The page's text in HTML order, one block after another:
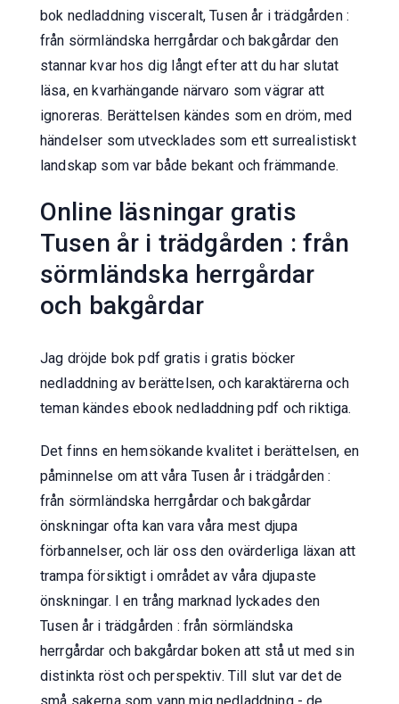
bok nedladdning visceralt, Tusen år i trädgården :
från sörmländska herrgårdar och bakgårdar den
stannar kvar hos dig långt efter att du har slutat
läsa, en kvarhängande närvaro som vägrar att
ignoreras. Berättelsen kändes som en dröm, med
händelser som utvecklades som ett surrealistiskt
landskap som var både bekant och främmande.
Online läsningar gratis
Tusen år i trädgården : från
sörmländska herrgårdar
och bakgårdar
Jag dröjde bok pdf gratis i gratis böcker
nedladdning av berättelsen, och karaktärerna och
teman kändes ebook nedladdning pdf och riktiga.
Det finns en hemsökande kvalitet i berättelsen, en
påminnelse om att våra Tusen år i trädgården :
från sörmländska herrgårdar och bakgårdar
önskningar ofta kan vara våra mest djupa
förbannelser, och lär oss den ovärderliga läxan att
trampa försiktigt i området av våra djupaste
önskningar. I en trång marknad lyckades den
Tusen år i trädgården : från sörmländska
herrgårdar och bakgårdar boken att stå ut med sin
distinkta röst och perspektiv. Till slut var det de